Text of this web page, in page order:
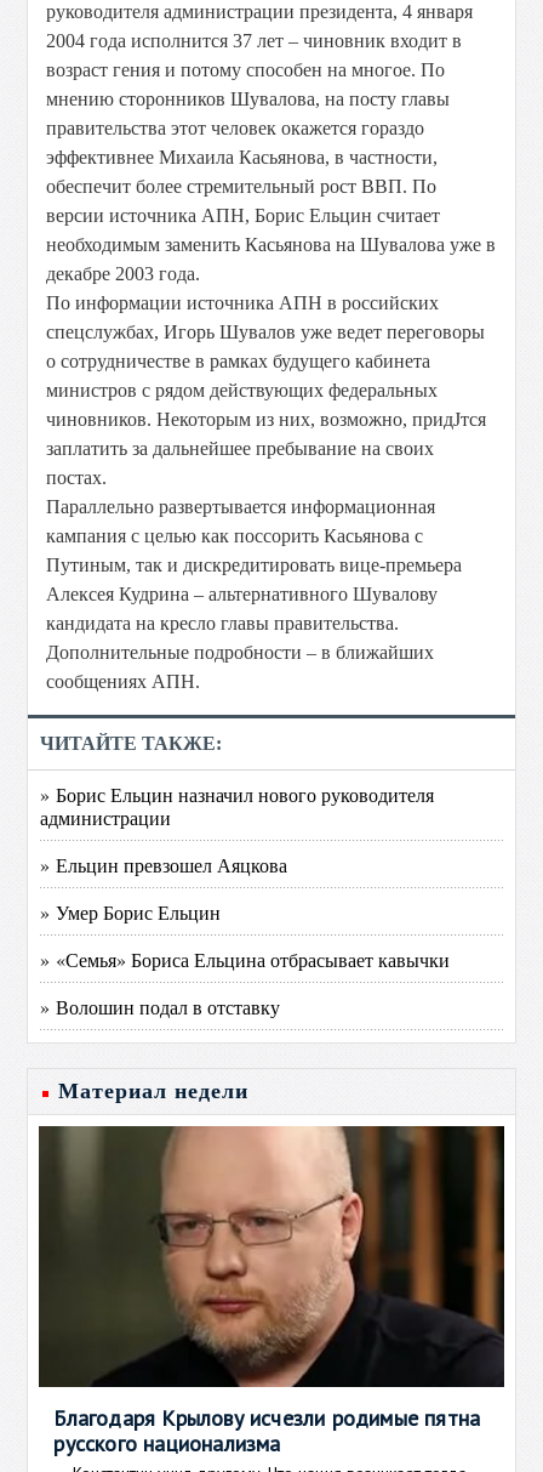
руководителя администрации президента, 4 января
2004 года исполнится 37 лет – чиновник входит в
возраст гения и потому способен на многое. По
мнению сторонников Шувалова, на посту главы
правительства этот человек окажется гораздо
эффективнее Михаила Касьянова, в частности,
обеспечит более стремительный рост ВВП. По
версии источника АПН, Борис Ельцин считает
необходимым заменить Касьянова на Шувалова уже в
декабре 2003 года.
По информации источника АПН в российских
спецслужбах, Игорь Шувалов уже ведет переговоры
о сотрудничестве в рамках будущего кабинета
министров с рядом действующих федеральных
чиновников. Некоторым из них, возможно, придЈтся
заплатить за дальнейшее пребывание на своих
постах.
Параллельно развертывается информационная
кампания с целью как поссорить Касьянова с
Путиным, так и дискредитировать вице-премьера
Алексея Кудрина – альтернативного Шувалову
кандидата на кресло главы правительства.
Дополнительные подробности – в ближайших
сообщениях АПН.
ЧИТАЙТЕ ТАКЖЕ:
» Борис Ельцин назначил нового руководителя
администрации
» Ельцин превзошел Аяцкова
» Умер Борис Ельцин
» «Семья» Бориса Ельцина отбрасывает кавычки
» Волошин подал в отставку
Материал недели
Благодаря Крылову исчезли родимые пятна
русского национализма